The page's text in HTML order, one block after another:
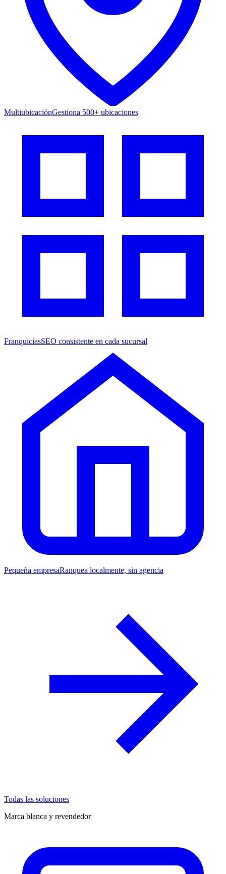
MultiubicaciónGestiona 500+ ubicaciones
FranquiciasSEO consistente en cada sucursal
Pequeña empresaRanquea localmente, sin agencia
Todas las soluciones
Marca blanca y revendedor